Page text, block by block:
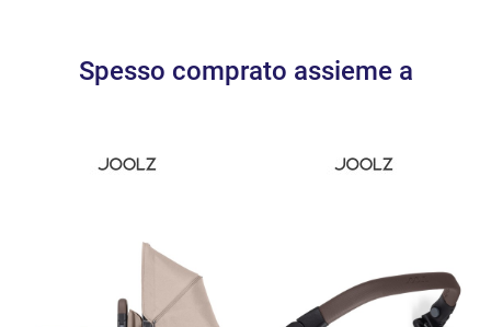
Spesso comprato assieme a